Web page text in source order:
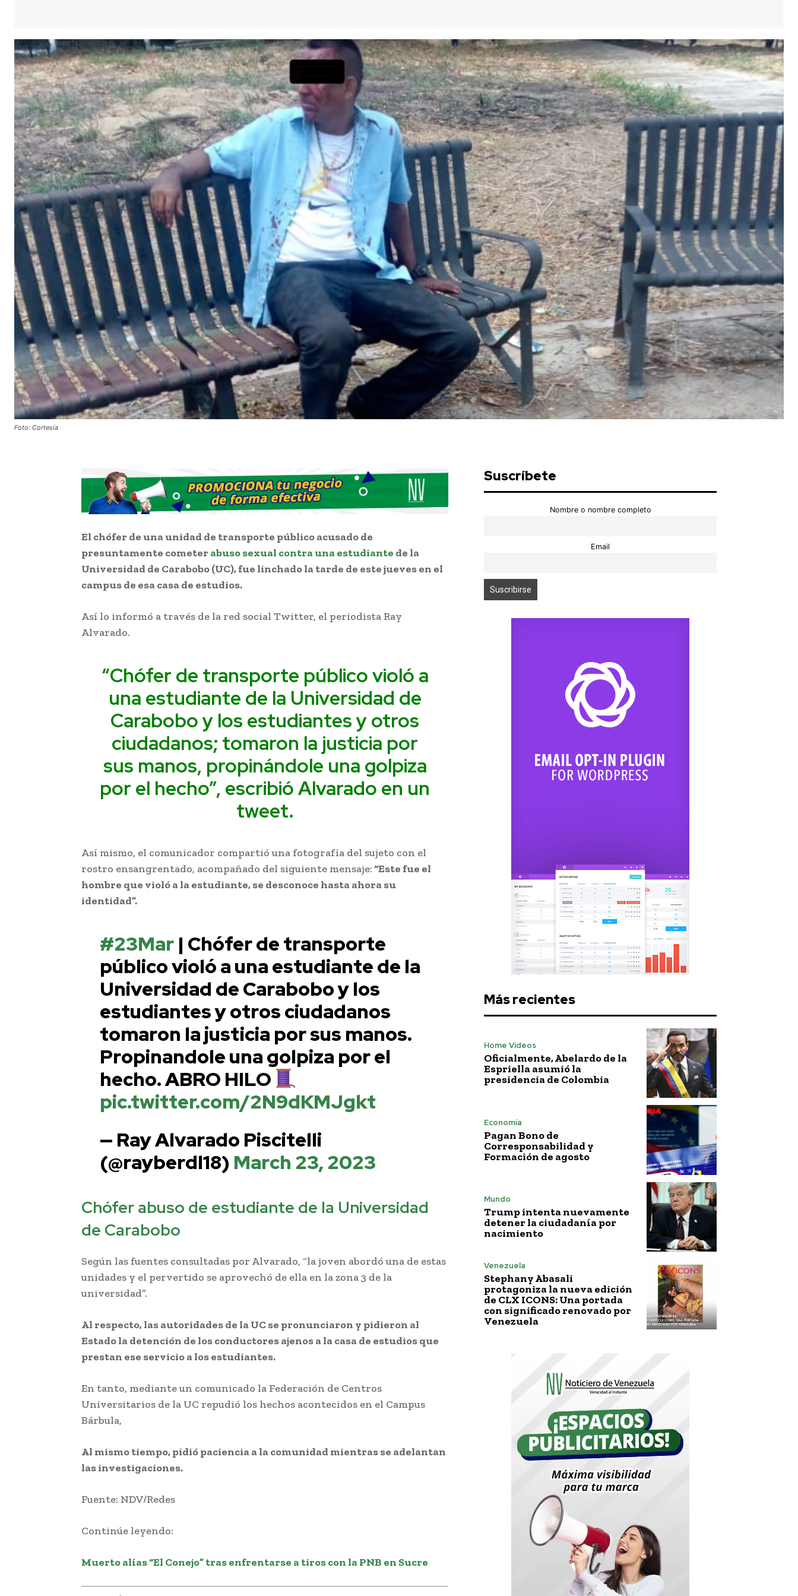
Foto: Cortesía
El chófer de una unidad de transporte público acusado de
presuntamente cometerabuso sexual contra una estudiante de la
Universidad de Carabobo (UC), fue linchado la tarde de este jueves en el
campus de esa casa de estudios.
Así lo informó a través de la red social Twitter, el periodista Ray
Alvarado.
“Chófer de transporte público violó a
una estudiante de la Universidad de
Carabobo y los estudiantes y otros
ciudadanos; tomaron la justicia por
sus manos, propinándole una golpiza
por el hecho”, escribió Alvarado en un
tweet.
Así mismo, el comunicador compartió una fotografía del sujeto con el
rostro ensangrentado, acompañado del siguiente mensaje:“Este fue el
hombre que violó a la estudiante, se desconoce hasta ahora su
identidad”.
#23Mar| Chófer de transporte
público violó a una estudiante de la
Universidad de Carabobo y los
estudiantes y otros ciudadanos
tomaron la justicia por sus manos.
Propinandole una golpiza por el
hecho. ABRO HILO
pic.twitter.com/2N9dKMJgkt
— Ray Alvarado Piscitelli
(@rayberdl18) March 23, 2023
Chófer abuso de estudiante de la Universidad
de Carabobo
Según las fuentes consultadas por Alvarado, “la joven abordó una de estas
unidades y el pervertido se aprovechó de ella en la zona 3 de la
universidad”.
Al respecto, las autoridades de la UC se pronunciaron y pidieron al
Estado la detención de los conductores ajenos a la casa de estudios que
prestan ese servicio a los estudiantes.
En tanto, mediante un comunicado la Federación de Centros
Universitarios de la UC repudió los hechos acontecidos en el Campus
Bárbula,
Al mismo tiempo, pidió paciencia a la comunidad mientras se adelantan
las investigaciones.
Fuente: NDV/Redes
Continúe leyendo:
Muerto alías “El Conejo” tras enfrentarse a tiros con la PNB en Sucre
Suscríbete
Nombre o nombre completo
Email
Más recientes
Home Vídeos
Oficialmente, Abelardo de la
Espriella asumió la
presidencia de Colombia
Economía
Pagan Bono de
Corresponsabilidad y
Formación de agosto
Mundo
Trump intenta nuevamente
detener la ciudadanía por
nacimiento
Venezuela
Stephany Abasali
protagoniza la nueva edición
de CLX ICONS: Una portada
con significado renovado por
Venezuela